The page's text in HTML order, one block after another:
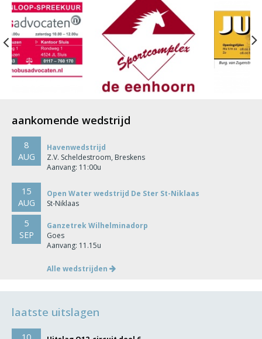
Previous
aankomende wedstrijd
8
AUG
Havenwedstrijd
Z.V. Scheldestroom, Breskens
Aanvang: 11:00u
15
AUG
Open Water wedstrijd De Ster St-Niklaas
St-Niklaas
5
SEP
Ganzetrek Wilhelminadorp
Goes
Aanvang: 11.15u
Alle wedstrijden
laatste uitslagen